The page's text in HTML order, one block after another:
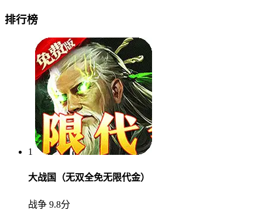
排行榜
1
大战国（无双全免无限代金）
战争 9.8分